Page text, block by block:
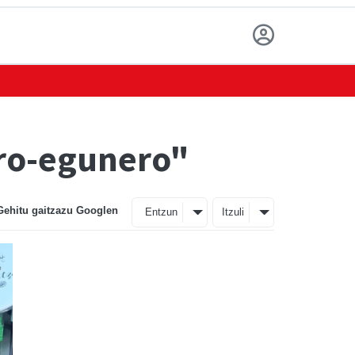
egunero"
gaitzazu Googlen Entzun Itzuli